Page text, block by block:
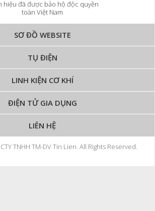
hiệu đã được bảo hộ độc quyền
toàn Việt Nam
SƠ ĐỒ WEBSITE
TỤ ĐIỆN
LINH KIỆN CƠ KHÍ
ĐIỆN TỬ GIA DỤNG
LIÊN HỆ
TNHH TM-DV Tin Lien. All Rights Reserved.